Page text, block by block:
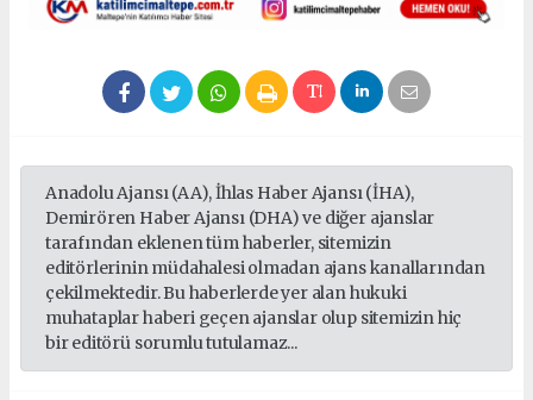
Anadolu Ajansı (AA), İhlas Haber Ajansı (İHA),
Demirören Haber Ajansı (DHA) ve diğer ajanslar
tarafından eklenen tüm haberler, sitemizin
editörlerinin müdahalesi olmadan ajans kanallarından
çekilmektedir. Bu haberlerde yer alan hukuki
muhataplar haberi geçen ajanslar olup sitemizin hiç
bir editörü sorumlu tutulamaz...